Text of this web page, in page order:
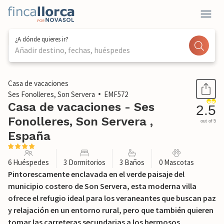
¿A dónde quieres ir?
Añadir destino, fechas, huéspedes
1 / 52
Casa de vacaciones
Ses Fonolleres, Son Servera
EMF572
Casa de vacaciones - Ses
Fonolleres, Son Servera ,
España
2.5
out of 5
6 Huéspedes 3 Dormitorios 3 Baños 0 Mascotas
Pintorescamente enclavada en el verde paisaje del
municipio costero de Son Servera, esta moderna villa
ofrece el refugio ideal para los veraneantes que buscan paz
y relajación en un entorno rural, pero que también quieren